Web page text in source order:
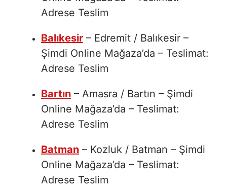
Adrese Teslim
Balıkesir – Edremit / Balıkesir –
Şimdi Online Mağaza’da – Teslimat:
Adrese Teslim
Bartın – Amasra / Bartın – Şimdi
Online Mağaza’da – Teslimat:
Adrese Teslim
Batman – Kozluk / Batman – Şimdi
Online Mağaza’da – Teslimat:
Adrese Teslim